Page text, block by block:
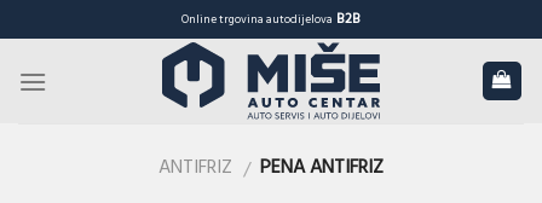
to
content
Online trgovina autodijelova B2B
ANTIFRIZ / PENA ANTIFRIZ